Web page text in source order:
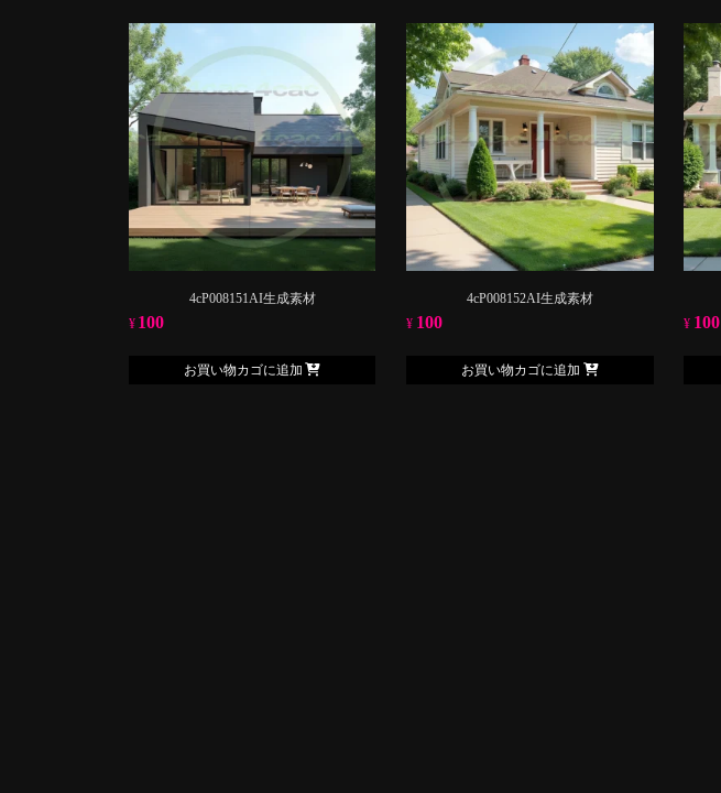
4cP008151AI生成素材
¥ 100
お買い物カゴに追加
4cP008152AI生成素材
¥ 100
お買い物カゴに追加
¥ 100